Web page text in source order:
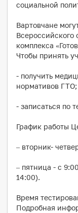
социальной
Вартовчане
Всероссийского
комплекса
Чтобы принять
- получить
нормативов ГТО;
- записаться по
График работы
– вторник-
– пятница - с
14:00).
Время
Подробная